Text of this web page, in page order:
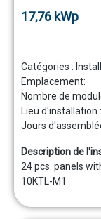
17,76 kWp
Catégories :
Emplacement:
Nombre de
Lieu d'installation :
Jours
Description de
24 pcs. panels
10KTL-M1